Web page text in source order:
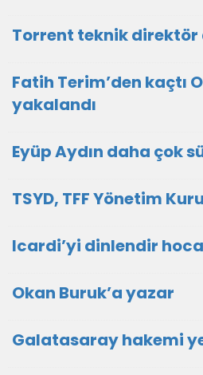
Torrent teknik direktör
Fatih Terim’den kaçtı
yakalandı
Eyüp Aydın daha çok
TSYD, TFF Yönetim
Icardi’yi dinlendir
Okan Buruk’a yazar
Galatasaray hakemi